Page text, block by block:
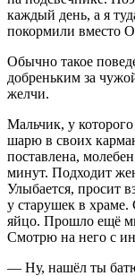
каждый день, а я
покормили вместо
Обычно такое
добреньким за
желчи.
Мальчик, у
шарю в своих
поставлена,
минут. Подходит
Улыбается, просит
у старушек в
яйцо. Прошло ещё
Смотрю на него с
— Ну, нашёл ты